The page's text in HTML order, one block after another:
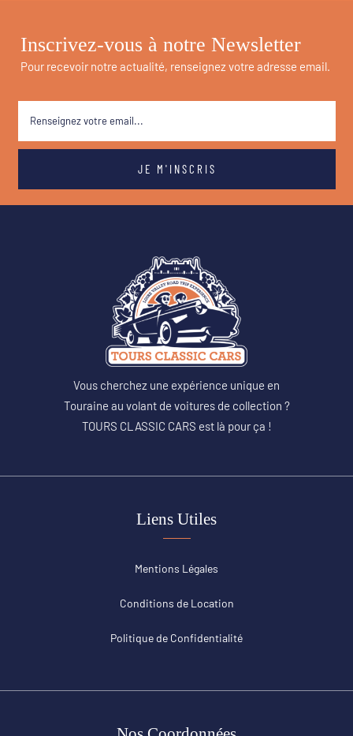
Inscrivez-vous à notre Newsletter
Pour recevoir notre actualité, renseignez votre adresse email.
Vous cherchez une expérience unique en
Touraine au volant de voitures de collection ?
TOURS CLASSIC CARS est là pour ça !
Liens Utiles
Mentions Légales
Conditions de Location
Politique de Confidentialité